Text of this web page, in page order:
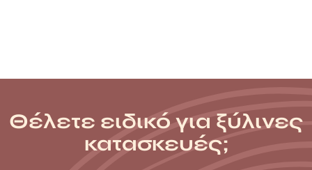
Θέλετε ειδικό για ξύλινες
κατασκευές;